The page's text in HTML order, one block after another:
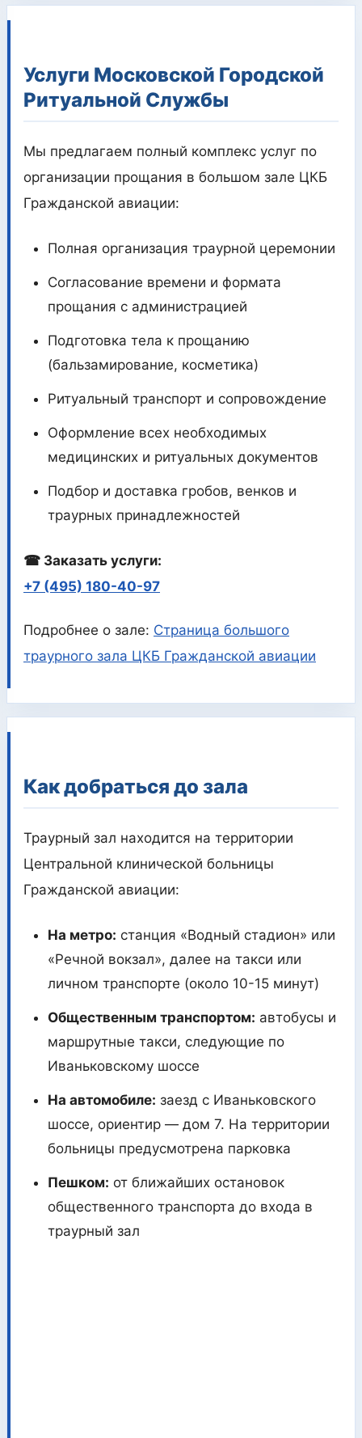
Услуги Московской Городской
Ритуальной Службы
Мы предлагаем полный комплекс услуг по
организации прощания в большом зале ЦКБ
Гражданской авиации:
Полная организация траурной церемонии
Согласование времени и формата
прощания с администрацией
Подготовка тела к прощанию
(бальзамирование, косметика)
Ритуальный транспорт и сопровождение
Оформление всех необходимых
медицинских и ритуальных документов
Подбор и доставка гробов, венков и
траурных принадлежностей
☎ Заказать услуги:
+7 (495) 180-40-97
Подробнее о зале: Страница большого
траурного зала ЦКБ Гражданской авиации
Как добраться до зала
Траурный зал находится на территории
Центральной клинической больницы
Гражданской авиации:
На метро: станция «Водный стадион» или
«Речной вокзал», далее на такси или
личном транспорте (около 10-15 минут)
Общественным транспортом: автобусы и
маршрутные такси, следующие по
Иваньковскому шоссе
На автомобиле: заезд с Иваньковского
шоссе, ориентир — дом 7. На территории
больницы предусмотрена парковка
Пешком: от ближайших остановок
общественного транспорта до входа в
траурный зал